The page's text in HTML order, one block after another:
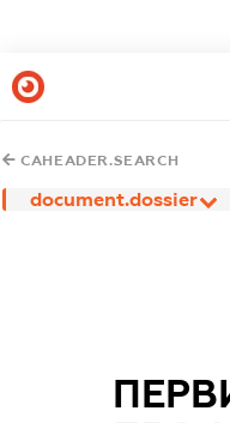
CAHEADER.SEARCH
document.dossier